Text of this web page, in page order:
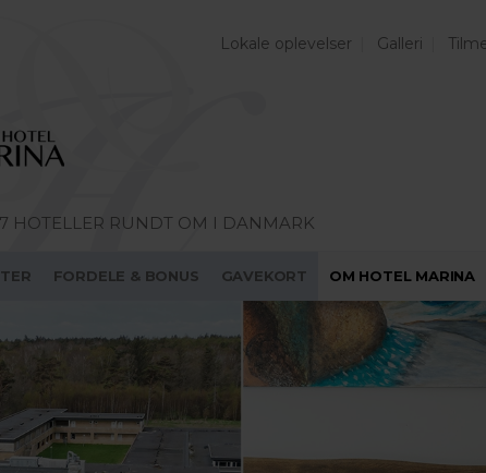
Lokale oplevelser Galleri
HOTELLER RUNDT OM I DANMARK
FORDELE & BONUS GAVEKORT OM HOTEL MARINA